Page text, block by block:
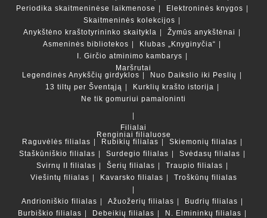
Periodika skaitmeninėse laikmenose
Elektroninės knygos
Skaitmeninės kolekcijos
Anykštėno kraštotyrininko skaitykla
Žymūs anykštėnai
Asmeninės bibliotekos
Klubas „Knyginyčia“
I. Girčio atminimo kambarys
Maršrutai
Legendinės Anykščių girdyklos
Nuo Daikslio iki Peslių
13 tiltų per Šventąją
Kurklių krašto istorija
Ne tik gomuriui pamaloninti
Filialai
Renginiai filialuose
Raguvėlės filialas
Rubikių filialas
Skiemonių filialas
Staškūniškio filialas
Surdegio filialas
Svėdasų filialas
Svirnų II filialas
Šerių filialas
Traupio filialas
Viešintų filialas
Kavarsko filialas Troškūnų filialas
Andrioniškio filialas Ažuožerių filialas
Budrių filialas
Burbiškio filialas
Debeikių filialas N. Elmininkų filialas